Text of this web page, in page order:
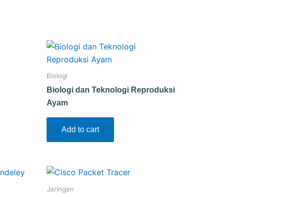
Biologi
Biologi dan Teknologi Reproduksi
Ayam
Add to cart
Jaringan